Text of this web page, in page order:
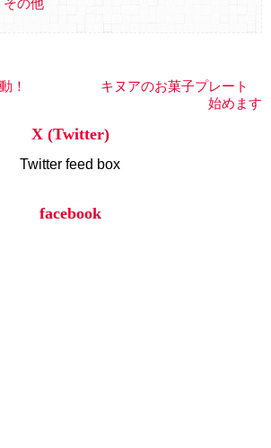
その他
！
キヌアのお菓子プレート
始めます
X (Twitter)
Twitter feed box
facebook